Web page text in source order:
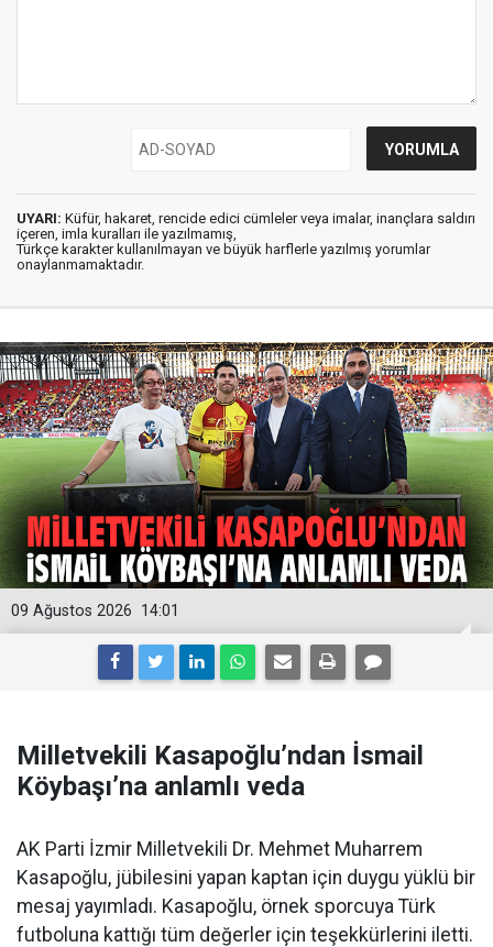
UYARI: Küfür, hakaret, rencide edici cümleler veya imalar, inançlara saldırı
içeren, imla kuralları ile yazılmamış,
Türkçe karakter kullanılmayan ve büyük harflerle yazılmış yorumlar
onaylanmamaktadır.
14:01
09 Ağustos 2026
Milletvekili Kasapoğlu’ndan İsmail
Köybaşı’na anlamlı veda
AK Parti İzmir Milletvekili Dr. Mehmet Muharrem
Kasapoğlu, jübilesini yapan kaptan için duygu yüklü bir
mesaj yayımladı. Kasapoğlu, örnek sporcuya Türk
futboluna kattığı tüm değerler için teşekkürlerini iletti.